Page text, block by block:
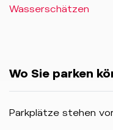
Wasserschätzen
Wo Sie parken
Parkplätze stehen